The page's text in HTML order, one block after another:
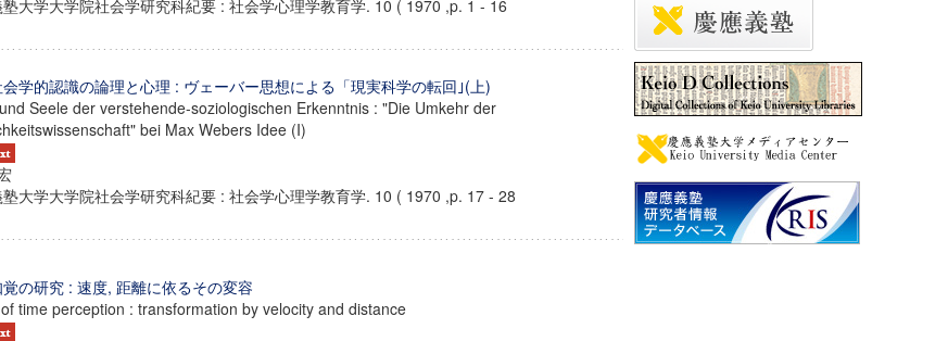
塾大学大学院社会学研究科紀要 : 社会学心理学教育学. 10 ( 1970 ,p. 1 - 16
学的認識の論理と心理 : ヴェーバー思想による「現実科学の転回｣(上)
Seele der verstehende-soziologischen Erkenntnis : "Die Umkehr der
bei Max Webers Idee (I)
塾大学大学院社会学研究科紀要 : 社会学心理学教育学. 10 ( 1970 ,p. 17 - 28
の研究 : 速度, 距離に依るその変容
time perception : transformation by velocity and distance